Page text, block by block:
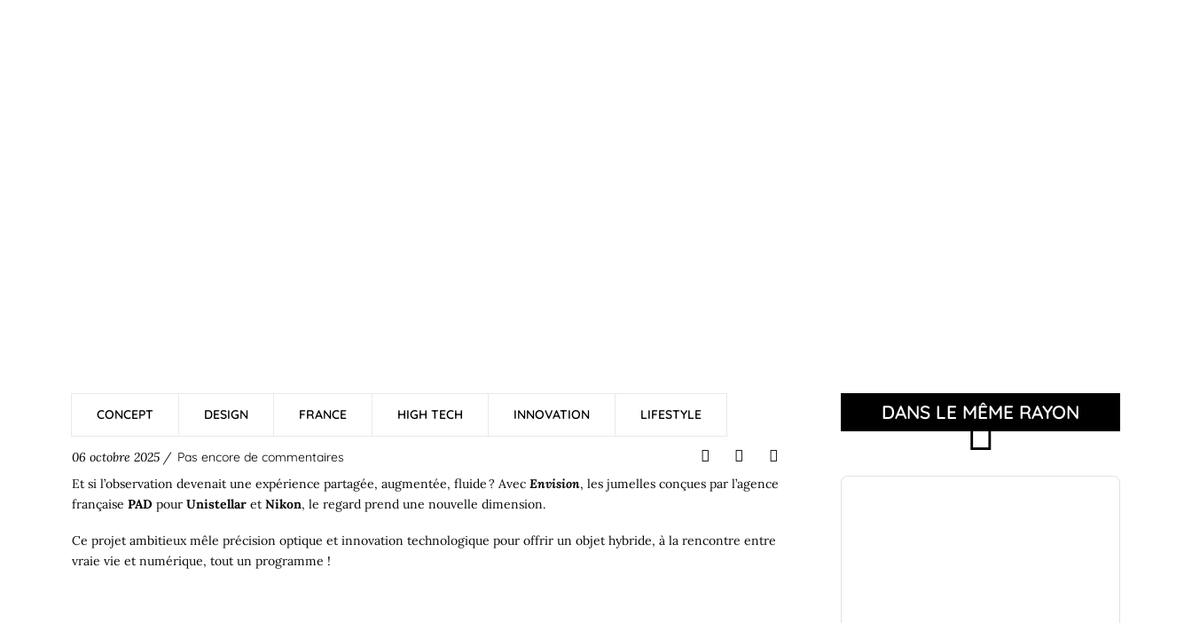
CONCEPT DESIGN FRANCE HIGH TECH INNOVATION LIFESTYLE
06 octobre 2025 / Pas encore de commentaires
Et si l’observation devenait une expérience partagée, augmentée, fluide ? Avec Envision, les jumelles conçues par l’agence
française PAD pour Unistellaret Nikon, le regard prend une nouvelle dimension.
Ce projet ambitieux mêle précision optique et innovation technologique pour offrir un objet hybride, à la rencontre entre
vraie vie et numérique, tout un programme !
DANS LE MÊME RAYON